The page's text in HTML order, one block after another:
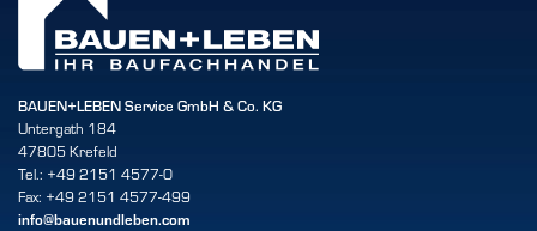
BAUEN+LEBEN Service GmbH & Co. KG
Untergath 184
47805 Krefeld
Tel.: +49 2151 4577-0
Fax: +49 2151 4577-499
info@bauenundleben.com